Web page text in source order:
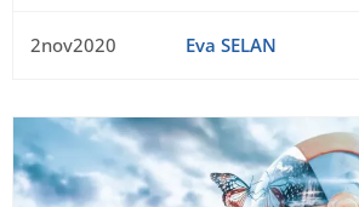
2nov2020 Eva SELAN